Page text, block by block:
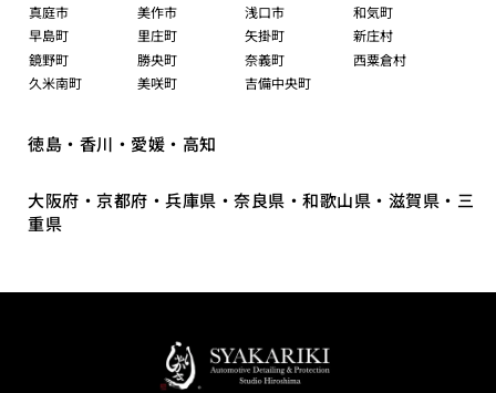
真庭市
美作市 浅口市
和気町
早島町
里庄町 矢掛町
新庄村
鏡野町
勝央町 奈義町
西粟倉村
久米南町
美咲町 吉備中央町
徳島・香川・愛媛・高知
大阪府・京都府・兵庫県・奈良県・和歌山県・滋賀県・三
重県